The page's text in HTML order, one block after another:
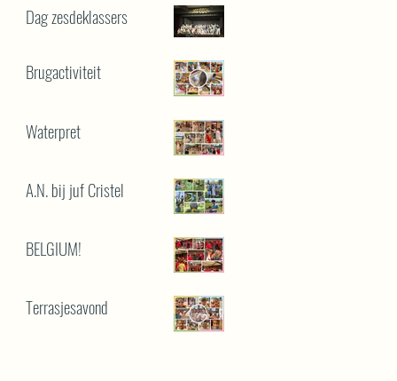
Dag zesdeklassers
Brugactiviteit
Waterpret
A.N. bij juf Cristel
BELGIUM!
Terrasjesavond